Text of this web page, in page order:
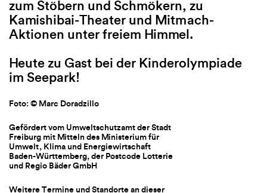
zum Stöbern und Schmökern, zu
Kamishibai-Theater und Mitmach-
Aktionen unter freiem Himmel.
Heute zu Gast bei der Kinderolympiade
im Seepark!
Foto: © Marc Doradzillo
Gefördert vom Umweltschutzamt der Stadt
Freiburg mit Mitteln des Ministerium für
Umwelt, Klima und Energiewirtschaft
Baden-Württemberg, der Postcode Lotterie
und Regio Bäder GmbH
Weitere Termine und Standorte an dieser
Foto: © Marc Doradzillo
Gefördert vom Umweltschutzamt der Stadt
Freiburg mit Mitteln des Ministerium für
Baden-Württemberg, der Postcode Lotterie
und Regio Bäder GmbH
www.instagram.com/literaturhaus_freiburg
Datum: 3.–7. August 2026 (Strandbad,
Schwarzwaldstr. 195), 10.
(Ort wird noch bekannt gegeben), 17.8.
(Strandbad, Schwarzwaldstr. 195)
Orte: Freibad St. Georgen und Strandbad
Junges
Bewerbung